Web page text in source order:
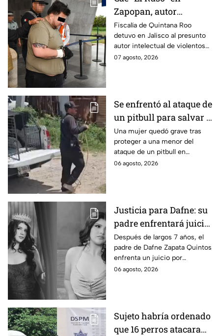
Zapopan, autor
intelectual de
homicidios que
aterrorizaban a
Quintana Roo
Fiscalía de Quintana Roo
detuvo en Jalisco al presunto
autor intelectual de violentos
ataques en fraccionamientos
07 agosto, 2026
Se enfrentó al ataque de
un pitbull para salvar a
una menor; hoy lucha
por su vida en Zapopan
Una mujer quedó grave tras
proteger a una menor del
ataque de un pitbull en
Zapopan; la víctima sufrió
06 agosto, 2026
Justicia para Dafne: su
padre enfrentará juicio
por presunto abuso
cometido en 2019 en
Tamaulipas
Después de largos 7 años, el
padre de Dafne Zapata Quintos
enfrenta un juicio por
presuntamente abusar de la
06 agosto, 2026
Sujeto habría ordenado
que 16 perros atacaran